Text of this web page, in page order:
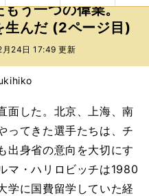
う一つの偉業。
生んだ (2ページ目)
24日 17:49 更新
面した。北京、上海、南
ってきた選手たちは、チ
出身省の意向を大切にす
マ・ハリロビッチは1980
学に国費留学していた経